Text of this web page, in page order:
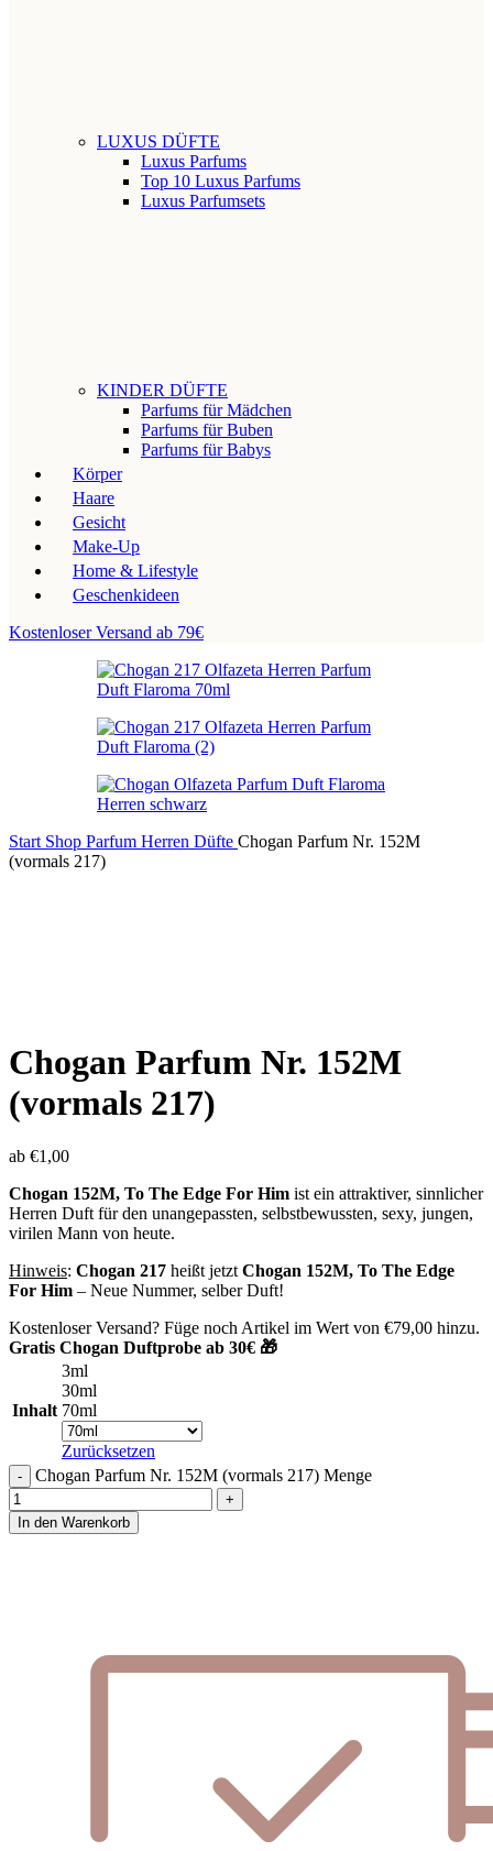
LUXUS DÜFTE
Luxus Parfums
Top 10 Luxus Parfums
Luxus Parfumsets
KINDER DÜFTE
Parfums für Mädchen
Parfums für Buben
Parfums für Babys
Körper
Haare
Gesicht
Make-Up
Home & Lifestyle
Geschenkideen
Kostenloser Versand ab 79€
Start Shop Parfum Herren Düfte Chogan Parfum Nr. 152M
(vormals 217)
Chogan Parfum Nr. 152M
(vormals 217)
ab €1,00
Chogan 152M, To The Edge For Him ist ein attraktiver, sinnlicher
Herren Duft für den unangepassten, selbstbewussten, sexy, jungen,
virilen Mann von heute.
Hinweis: Chogan 217 heißt jetzt Chogan 152M, To The Edge
For Him – Neue Nummer, selber Duft!
Kostenloser Versand? Füge noch Artikel im Wert von €79,00 hinzu.
Gratis Chogan Duftprobe ab 30€ 🎁
Inhalt
3ml
30ml
70ml
Zurücksetzen
Chogan Parfum Nr. 152M (vormals 217) Menge
In den Warenkorb